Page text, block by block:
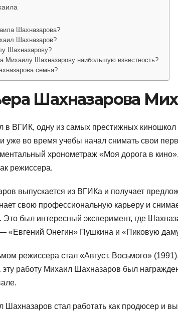
Шахназарова?
Шахназаров?
Шахназарову?
Михаилу Шахназарову наибольшую известность?
семья?
Шахназарова
в ВГИК, одну из самых престижных
уже во время учебы начал снимать свои
хронометраж «Моя дорога в
режиссера.
выпускается из ВГИКа и получает
свою профессиональную карьеру и
был интересный эксперимент, где
«Евгений Онегин» Пушкина и «Пиковую
режиссера стал «Август. Восьмого»
эту работу Михаил Шахназаров был
стал работать как продюсер и